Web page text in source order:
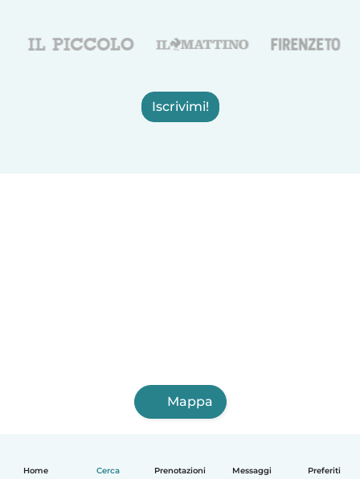
Home Cerca Prenotazioni Messaggi Preferiti
Iscrivimi!
Mappa